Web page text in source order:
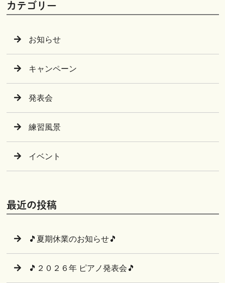
カテゴリー
お知らせ
キャンペーン
発表会
練習風景
イベント
最近の投稿
🎵夏期休業のお知らせ🎵
🎵２０２６年 ピアノ発表会🎵